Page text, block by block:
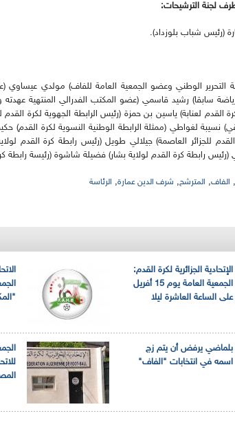
لجنة الترشيحات:
(رئيس شباب بلوزداد).
الوطني وعضو الجمعية العامة للفاف) مولدي عيساوي
سابقا) رشيد قاسمي (عضو المكتب الفدرالي المنتهية عهدته
القدم لعنابة) ياسين بن حمزة (رئيس الرابطة الجهوية لكرة
نسيبة لغواطي (ممثلة الرابطة الوطنية النسوية لكرة القدم)
للجزائر العاصمة) جيلالي طويل (رئيس رابطة كرة القدم
(رئيس رابطة كرة القدم لولاية بشار) فضيلة شاشوة (رئيسة رابطة
, الفاف, المترشح, شرف الدين عمارة, الرئاسة
الإتحادية الجزائرية لكرة القدم:
الجمعية العامة يوم 15 أفريل
على الساعة العاشرة ليلا
بلماضي يرفض أن يتم زج
اسمه في انتخابات "الفاف"